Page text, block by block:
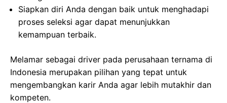
Siapkan diri Anda dengan baik untuk menghadapi
proses seleksi agar dapat menunjukkan
kemampuan terbaik.
Melamar sebagai driver pada perusahaan ternama di
Indonesia merupakan pilihan yang tepat untuk
mengembangkan karir Anda agar lebih mutakhir dan
kompeten.